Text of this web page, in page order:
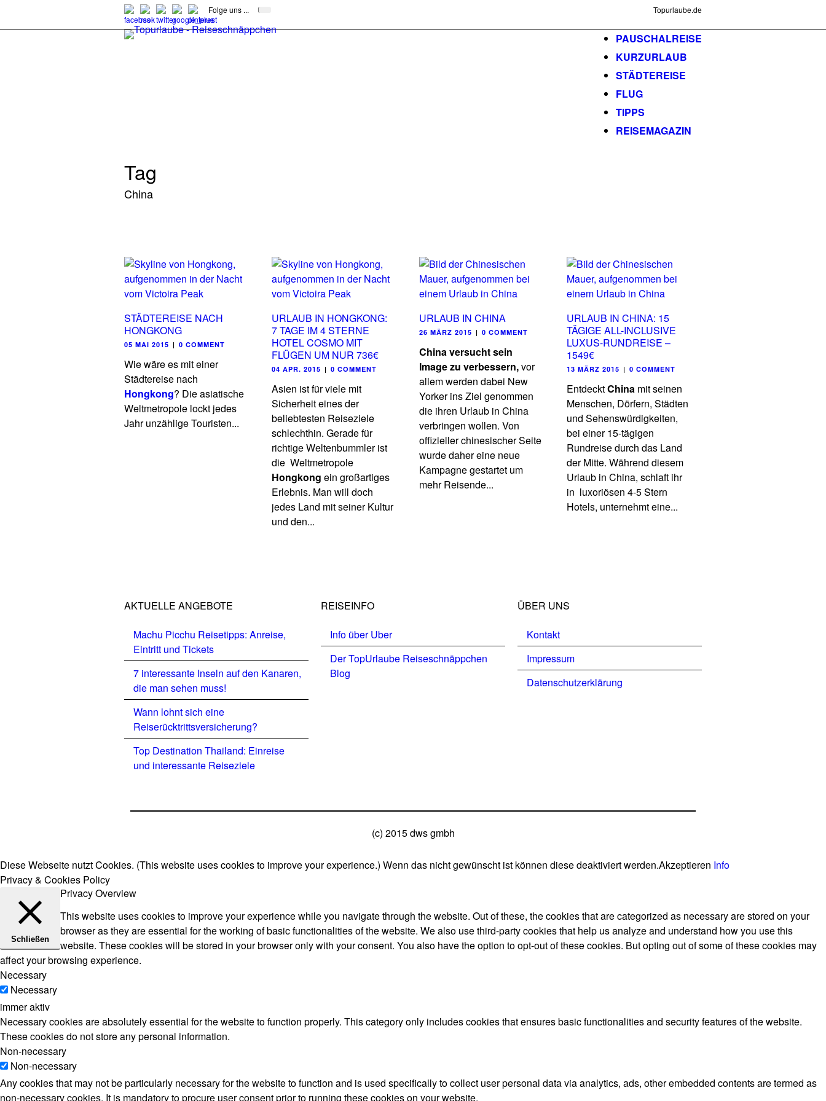
Folge uns ... Topurlaube.de
PAUSCHALREISE
KURZURLAUB
STÄDTEREISE
FLUG
TIPPS
REISEMAGAZIN
Tag
China
STÄDTEREISE NACH
HONGKONG
05 MAI 2015 | 0 COMMENT
Wie wäre es mit einer
Städtereise nach
Hongkong? Die asiatische
Weltmetropole lockt jedes
Jahr unzählige Touristen...
URLAUB IN HONGKONG:
7 TAGE IM 4 STERNE
HOTEL COSMO MIT
FLÜGEN UM NUR 736€
04 APR. 2015 | 0 COMMENT
Asien ist für viele mit
Sicherheit eines der
beliebtesten Reiseziele
schlechthin. Gerade für
richtige Weltenbummler ist
die Weltmetropole
Hongkong ein großartiges
Erlebnis. Man will doch
jedes Land mit seiner Kultur
und den...
URLAUB IN CHINA
26 MÄRZ 2015 | 0 COMMENT
China versucht sein
Image zu verbessern,vor
allem werden dabei New
Yorker ins Ziel genommen
die ihren Urlaub in China
verbringen wollen. Von
offizieller chinesischer Seite
wurde daher eine neue
Kampagne gestartet um
mehr Reisende...
URLAUB IN CHINA: 15
TÄGIGE ALL-INCLUSIVE
LUXUS-RUNDREISE –
1549€
13 MÄRZ 2015 | 0 COMMENT
EntdecktChina mit seinen
Menschen, Dörfern, Städten
und Sehenswürdigkeiten,
bei einer 15-tägigen
Rundreise durch das Land
der Mitte. Während diesem
Urlaub in China, schlaft ihr
in luxoriösen 4-5 Stern
Hotels, unternehmt eine...
AKTUELLE ANGEBOTE
Machu Picchu Reisetipps: Anreise,
Eintritt und Tickets
7 interessante Inseln auf den Kanaren,
die man sehen muss!
Wann lohnt sich eine
Reiserücktrittsversicherung?
Top Destination Thailand: Einreise
und interessante Reiseziele
REISEINFO
Info über Uber
Der TopUrlaube Reiseschnäppchen
Blog
ÜBER UNS
Kontakt
Impressum
Datenschutzerklärung
(c) 2015 dws gmbh
Diese Webseite nutzt Cookies. (This website uses cookies to improve your experience.) Wenn das nicht gewünscht ist können diese deaktiviert werden.Akzeptieren Info
Privacy & Cookies Policy
Schließen
Privacy Overview
This website uses cookies to improve your experience while you navigate through the website. Out of these, the cookies that are categorized as necessary are stored on your
browser as they are essential for the working of basic functionalities of the website. We also use third-party cookies that help us analyze and understand how you use this
website. These cookies will be stored in your browser only with your consent. You also have the option to opt-out of these cookies. But opting out of some of these cookies may
affect your browsing experience.
Necessary
Necessary
immer aktiv
Necessary cookies are absolutely essential for the website to function properly. This category only includes cookies that ensures basic functionalities and security features of the website.
These cookies do not store any personal information.
Non-necessary
Non-necessary
Any cookies that may not be particularly necessary for the website to function and is used specifically to collect user personal data via analytics, ads, other embedded contents are termed as
non-necessary cookies. It is mandatory to procure user consent prior to running these cookies on your website.